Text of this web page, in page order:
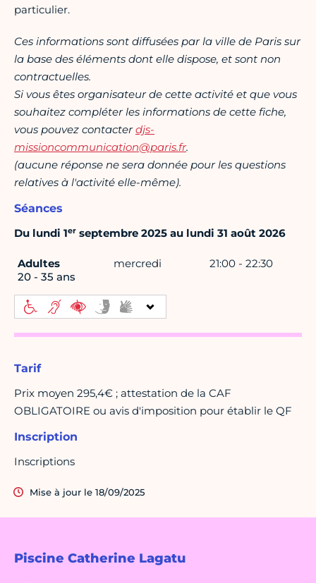
Piscine Catherine Lagatu
particulier.
Ces informations sont diffusées par la ville de Paris sur
la base des éléments dont elle dispose, et sont non
contractuelles.
Si vous êtes organisateur de cette activité et que vous
souhaitez compléter les informations de cette fiche,
vous pouvez contacterdjs-
missioncommunication@paris.fr.
(aucune réponse ne sera donnée pour les questions
relatives à l'activité elle-même).
Séances
Du lundi 1er septembre 2025 au lundi 31 août 2026
Adultes
20 - 35 ans
mercredi 21:00 - 22:30
Tarif
Prix moyen 295,4€ ; attestation de la CAF
OBLIGATOIRE ou avis d'imposition pour établir le QF
Inscription
Inscriptions
Mise à jour le 18/09/2025